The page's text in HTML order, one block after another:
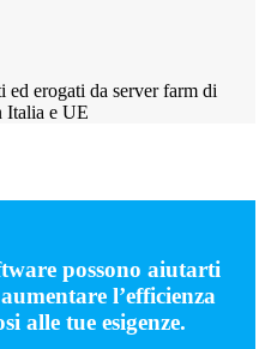
erogati da server farm di
Italia e UE
possono aiutarti
l’efficienza
alle tue esigenze.